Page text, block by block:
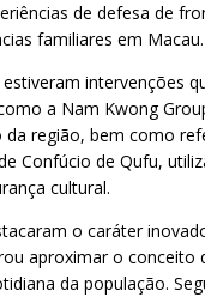
de defesa de
familiares em Macau.
intervenções
a Nam Kwong
região, bem como
Confúcio de Qufu,
cultural.
o caráter
aproximar o conceito
da população.